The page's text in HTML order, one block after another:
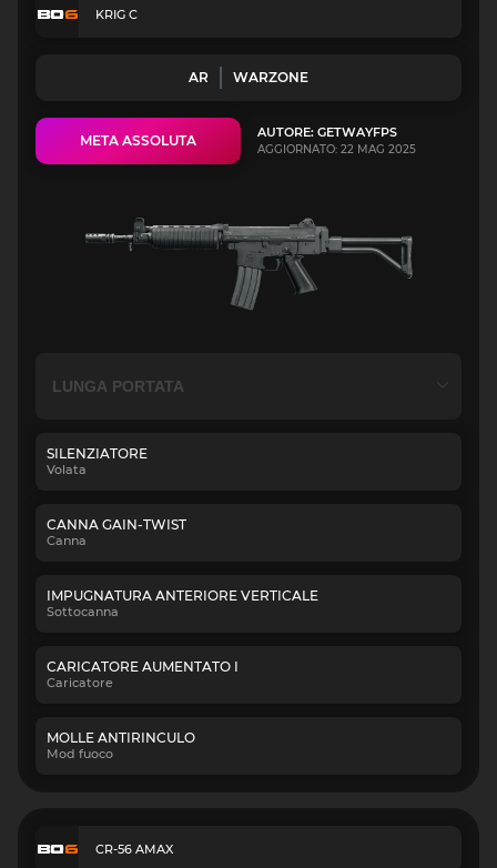
KRIG C
AR WARZONE
META ASSOLUTA AUTORE: GETWAYFPS
AGGIORNATO: 22 MAG 2025
SILENZIATORE
Volata
CANNA GAIN-TWIST
Canna
IMPUGNATURA ANTERIORE VERTICALE
Sottocanna
CARICATORE AUMENTATO I
Caricatore
MOLLE ANTIRINCULO
Mod fuoco
CR-56 AMAX